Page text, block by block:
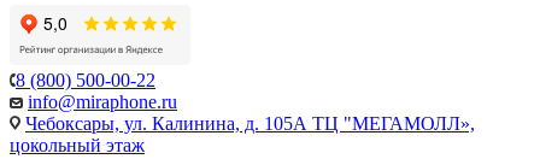
8 (800) 500-00-22
info@miraphone.ru
Чебоксары, ул. Калинина, д. 105А ТЦ "МЕГАМОЛЛ»,
цокольный этаж